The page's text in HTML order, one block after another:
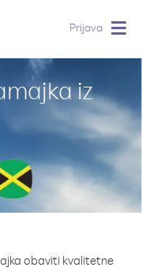
Prijava
iz
obaviti kvalitetne